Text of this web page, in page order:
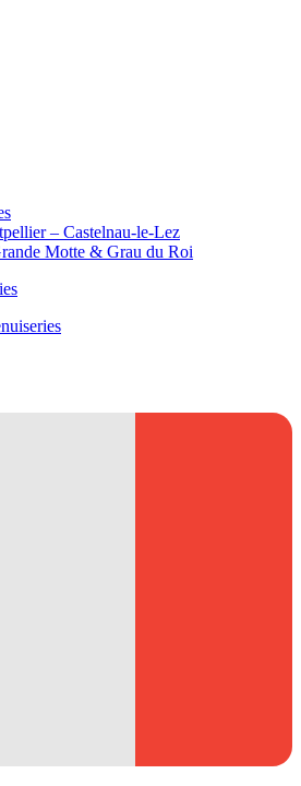
– Castelnau-le-Lez
Motte & Grau du Roi